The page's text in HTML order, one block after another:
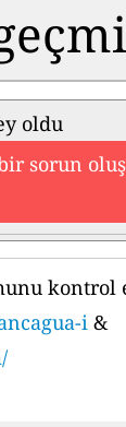
oldu
sorun
kontrol
i&